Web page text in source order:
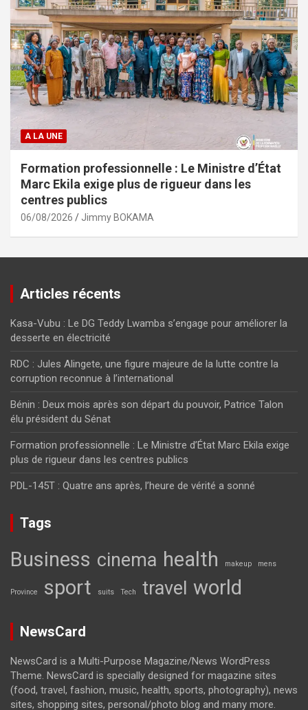
A LA UNE
Formation professionnelle : Le Ministre d’État
Marc Ekila exige plus de rigueur dans les
centres publics
06/08/2026 Jimmy BOKAMA
Articles récents
Kasa-Vubu : Le DG Teddy Lwamba s’engage pour améliorer la
desserte en électricité
RDC : Jules Alingete, une figure majeure de la lutte contre la
corruption reconnue à l’international
Bénin : Deux mois après son départ du pouvoir, Patrice Talon
élu président du Sénat
Formation professionnelle : Le Ministre d’État Marc Ekila exige
plus de rigueur dans les centres publics
PDL-145T : Quatre ans après, l’heure de vérité a sonné
Tags
Business cinema health makeup mens
Province sport suits Tech travel world
NewsCard
NewsCard is a Multi-Purpose Magazine/News WordPress
Theme. NewsCard is specially designed for magazine sites
(food, travel, fashion, music, health, sports, photography), news
sites, shopping sites, personal/photo blog and many more.